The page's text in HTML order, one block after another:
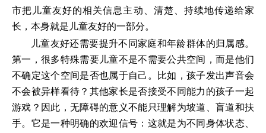
市把儿童友好的相关信息主动、清楚、持续地传递给家
长，本身就是儿童友好的一部分。
儿童友好还需要提升不同家庭和年龄群体的归属感。
第一，很多特殊需要儿童不是不需要公共空间，而是他们
不确定这个空间是否也属于自己。比如，孩子发出声音会
不会被异样看待？其他家长是否接受不同能力的孩子一起
游戏？因此，无障碍的意义不能只理解为坡道、盲道和扶
手。它是一种明确的欢迎信号：这就是为不同身体状态、